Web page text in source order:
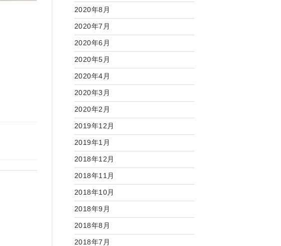
2020年8月
2020年7月
2020年6月
2020年5月
2020年4月
2020年3月
2020年2月
2019年12月
2019年1月
2018年12月
2018年11月
2018年10月
2018年9月
2018年8月
2018年7月